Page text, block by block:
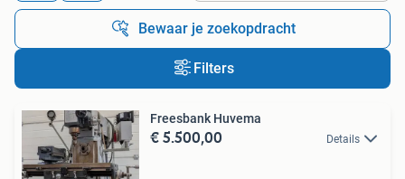
Bewaar je zoekopdracht
Filters
Freesbank Huvema
€ 5.500,00 Details